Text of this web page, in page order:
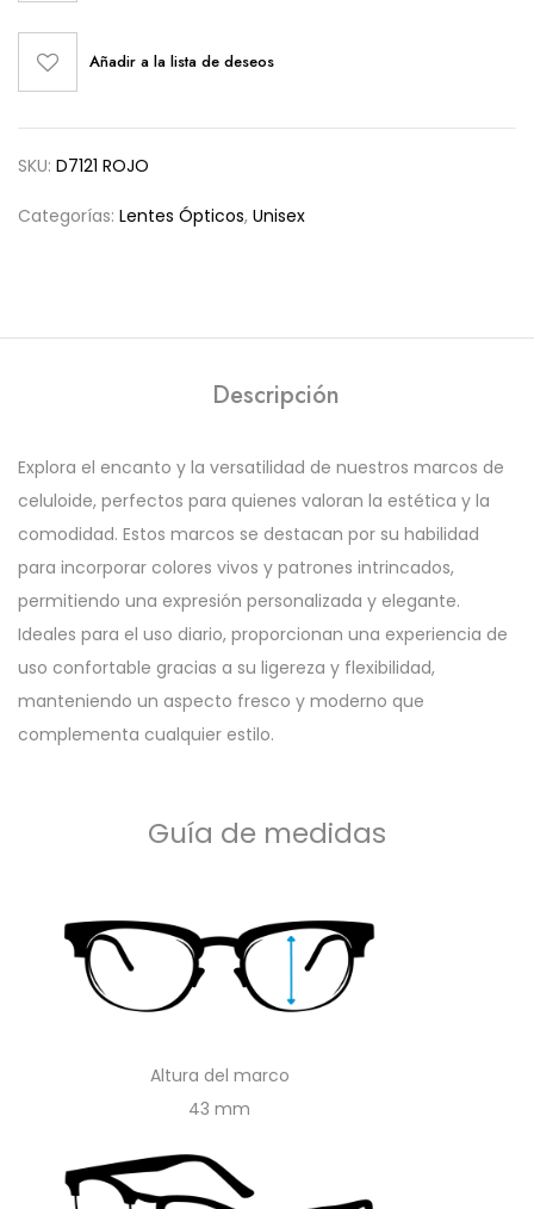
Añadir a la lista de deseos
SKU: D7121 ROJO
Categorías: Lentes Ópticos, Unisex
Descripción
Explora el encanto y la versatilidad de nuestros marcos de
celuloide, perfectos para quienes valoran la estética y la
comodidad. Estos marcos se destacan por su habilidad
para incorporar colores vivos y patrones intrincados,
permitiendo una expresión personalizada y elegante.
Ideales para el uso diario, proporcionan una experiencia de
uso confortable gracias a su ligereza y flexibilidad,
manteniendo un aspecto fresco y moderno que
complementa cualquier estilo.
Guía de medidas
Altura del marco
43